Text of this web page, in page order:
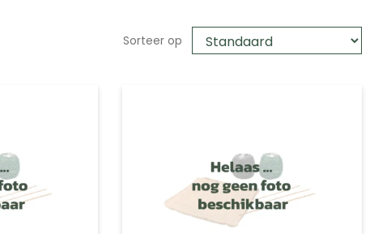
Sorteer op